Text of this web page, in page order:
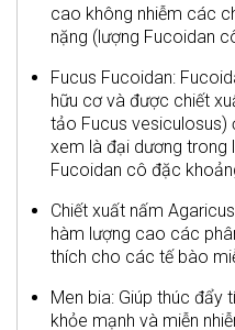
cao không nhiễm các
nặng (lượng Fucoidan
Fucus Fucoidan:
hữu cơ và được chiết
tảo Fucus vesiculosus)
xem là đại dương trong
Fucoidan cô đặc
Chiết xuất nấm
hàm lượng cao các
thích cho các tế bào
Men bia: Giúp thúc
khỏe mạnh và miễn